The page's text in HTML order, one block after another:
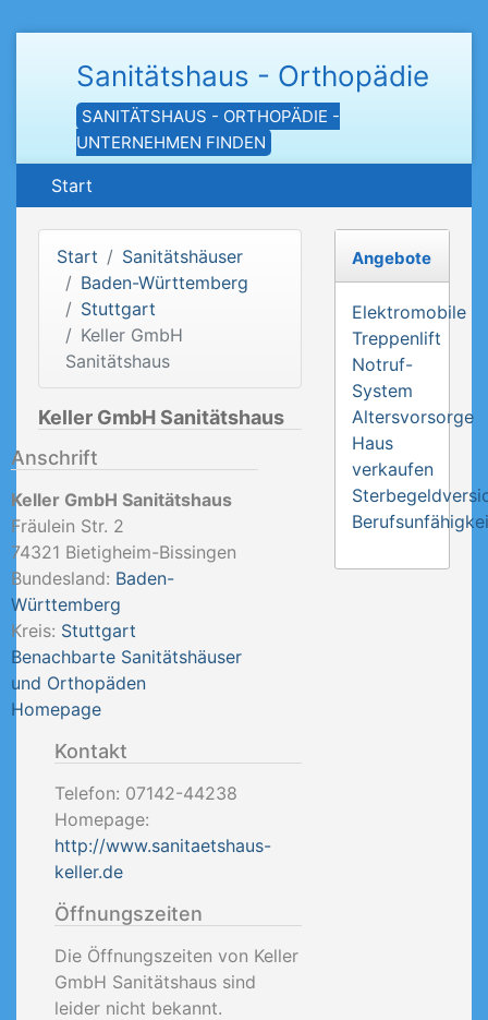
Sanitätshaus - Orthopädie
SANITÄTSHAUS - ORTHOPÄDIE -
UNTERNEHMEN FINDEN
Start
Start
Sanitätshäuser
Baden-Württemberg
Stuttgart
Keller GmbH
Sanitätshaus
Keller GmbH Sanitätshaus
Anschrift
Keller GmbH Sanitätshaus
Fräulein Str. 2
74321 Bietigheim-Bissingen
Bundesland: Baden-
Württemberg
Kreis: Stuttgart
Benachbarte Sanitätshäuser
und Orthopäden
Homepage
Kontakt
Telefon: 07142-44238
Homepage:
http://www.sanitaetshaus-
keller.de
Öffnungszeiten
Die Öffnungszeiten von Keller
GmbH Sanitätshaus sind
leider nicht bekannt.
Angebote
Elektromobile
Treppenlift
Notruf-
System
Altersvorsorge
Haus
verkaufen